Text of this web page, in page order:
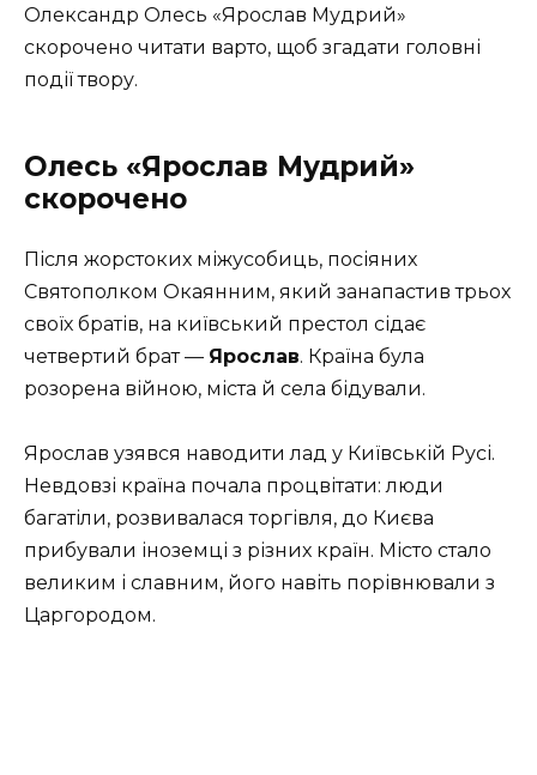
Олександр Олесь «Ярослав Мудрий»
скорочено читати варто, щоб згадати головні
події твору.
Олесь «Ярослав Мудрий»
скорочено
Після жорстоких міжусобиць, посіяних
Святополком Окаянним, який занапастив трьох
своїх братів, на київський престол сідає
четвертий брат — Ярослав. Країна була
розорена війною, міста й села бідували.
Ярослав узявся наводити лад у Київській Русі.
Невдовзі країна почала процвітати: люди
багатіли, розвивалася торгівля, до Києва
прибували іноземці з різних країн. Місто стало
великим і славним, його навіть порівнювали з
Царгородом.